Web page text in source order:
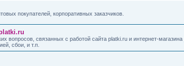
покупателей, корпоративных заказчиков.
вопросов, связанных с работой сайта platki.ru и интернет-магазина
сбои, и т.п.